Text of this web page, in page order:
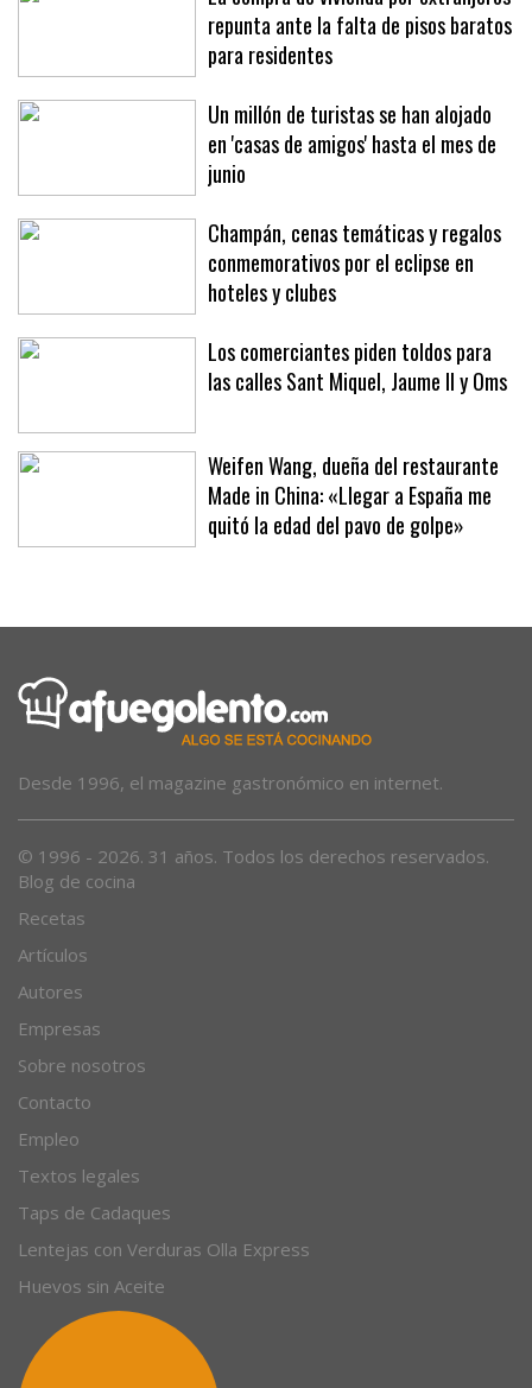
La compra de vivienda por extranjeros
repunta ante la falta de pisos baratos
para residentes
Un millón de turistas se han alojado
en 'casas de amigos' hasta el mes de
junio
Champán, cenas temáticas y regalos
conmemorativos por el eclipse en
hoteles y clubes
Los comerciantes piden toldos para
Weifen Wang, dueña del restaurante
Made in China: «Llegar a España me
Blog de cocina
Recetas
Artículos
Autores
Empresas
Sobre nosotros
Contacto
Empleo
Textos legales
Taps de Cadaques
Lentejas con Verduras Olla Express
Huevos sin Aceite